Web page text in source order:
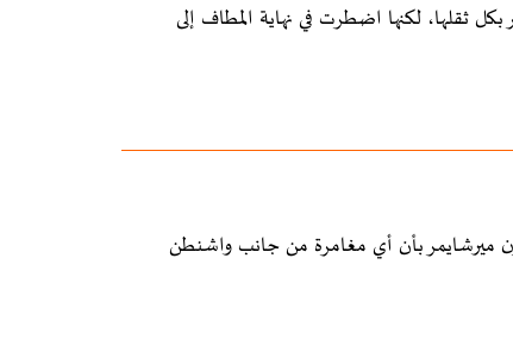
ثقلها، لكنها اضطرت في نهاية المطاف إلى
ميرشايمر بأن أي مغامرة من جانب واشنطن